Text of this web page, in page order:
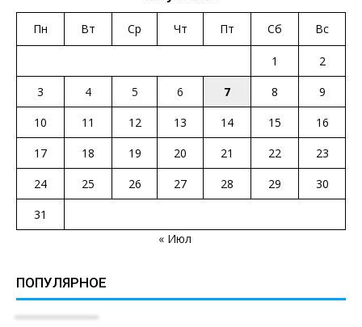
Пн Вт Ср Чт Пт Сб Вс
1
2
3
4 5 6 7 8
9
10
11 12 13 14 15
16
17
18 19 20 21 22
23
24
25 26 27 28 29
30
31
« Июл
ПОПУЛЯРНОЕ